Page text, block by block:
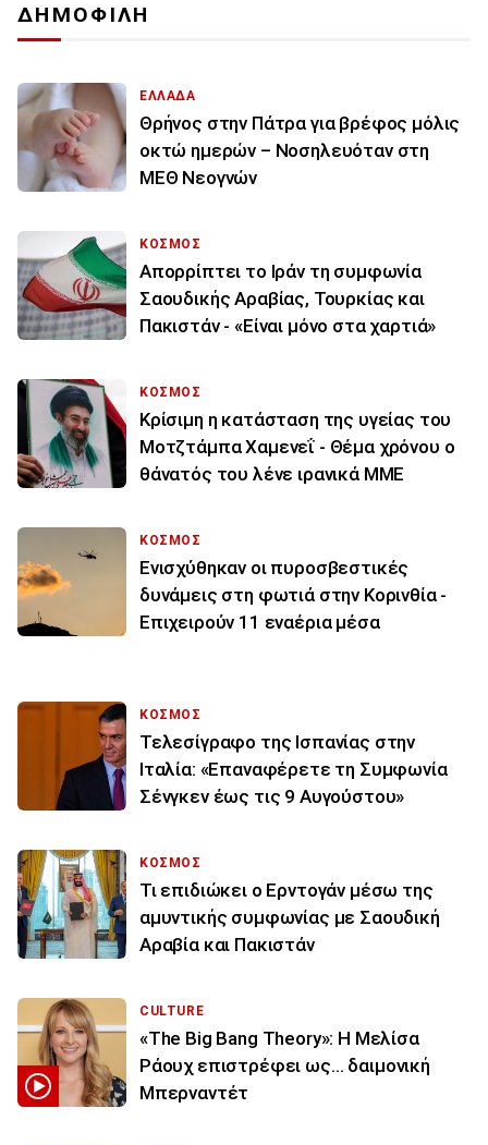
ΔΗΜΟΦΙΛΗ
ΕΛΛΑΔΑ
Θρήνος στην Πάτρα για βρέφος μόλις
οκτώ ημερών – Νοσηλευόταν στη
ΜΕΘ Νεογνών
ΚΟΣΜΟΣ
Απορρίπτει το Ιράν τη συμφωνία
Σαουδικής Αραβίας, Τουρκίας και
Πακιστάν - «Είναι μόνο στα χαρτιά»
ΚΟΣΜΟΣ
Κρίσιμη η κατάσταση της υγείας του
Μοτζτάμπα Χαμενεΐ - Θέμα χρόνου ο
θάνατός του λένε ιρανικά ΜΜΕ
ΚΟΣΜΟΣ
Ενισχύθηκαν οι πυροσβεστικές
δυνάμεις στη φωτιά στην Κορινθία -
Επιχειρούν 11 εναέρια μέσα
ΚΟΣΜΟΣ
Τελεσίγραφο της Ισπανίας στην
Ιταλία: «Επαναφέρετε τη Συμφωνία
Σένγκεν έως τις 9 Αυγούστου»
ΚΟΣΜΟΣ
Τι επιδιώκει ο Ερντογάν μέσω της
αμυντικής συμφωνίας με Σαουδική
Αραβία και Πακιστάν
CULTURE
«The Big Bang Theory»: Η Μελίσα
Ράουχ επιστρέφει ως… δαιμονική
Μπερναντέτ